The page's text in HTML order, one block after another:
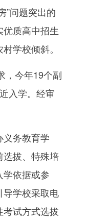
”问题突出的
质高中招生
学校倾斜。
今年19个副
入学。经审
务教育学
选拔、特殊培
依据或参
导学校采取电
试方式选拔